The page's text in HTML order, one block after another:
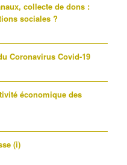
collecte de dons :
sociales ?
Coronavirus Covid-19
économique des
(i)